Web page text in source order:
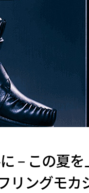
– この夏
リングモカ